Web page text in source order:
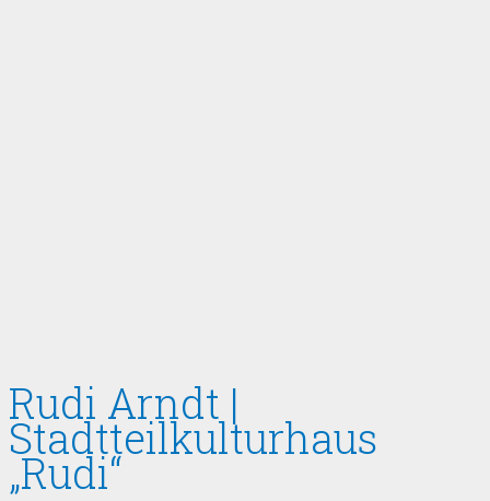
Rudi Arndt |
Stadtteilkulturhaus
„Rudi“